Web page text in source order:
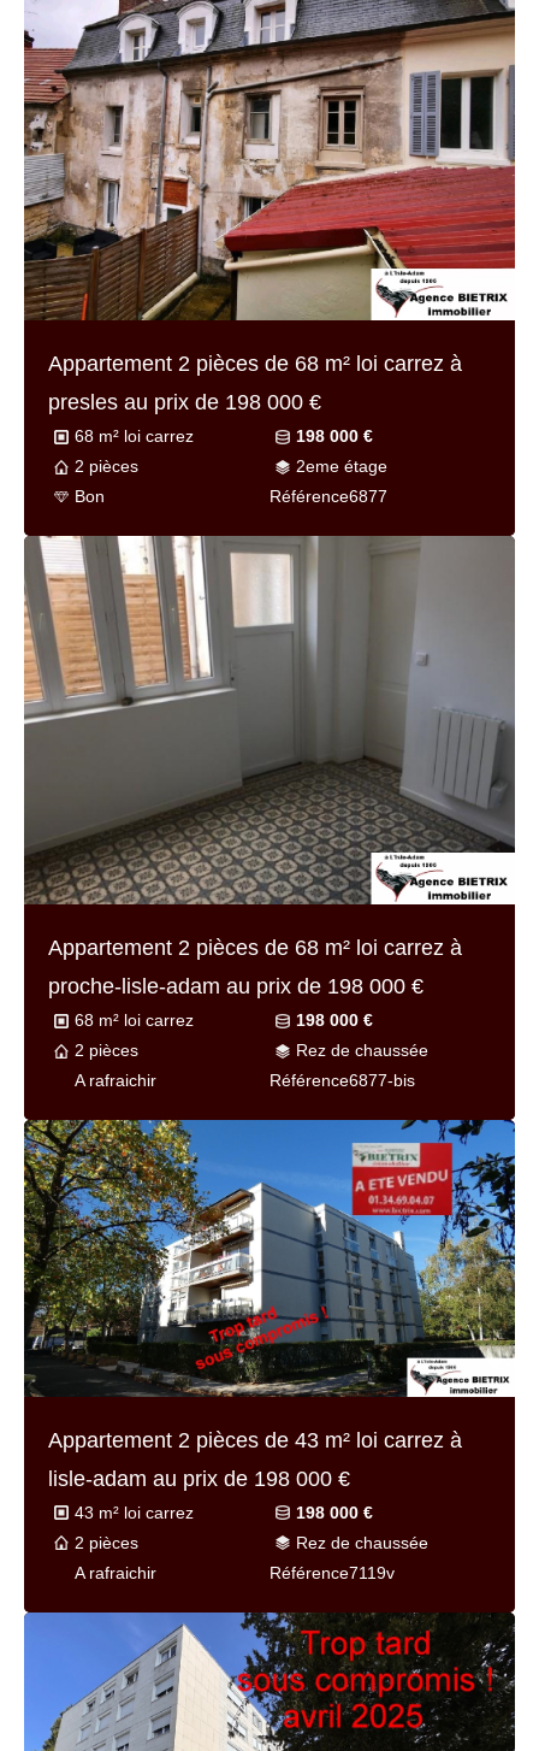
Appartement 2 pièces de 68 m² loi carrez à
presles au prix de 198 000 €
68 m² loi carrez
198 000 €
2 pièces
2eme étage
Bon
Référence6877
Appartement 2 pièces de 68 m² loi carrez à
proche-lisle-adam au prix de 198 000 €
68 m² loi carrez
198 000 €
2 pièces
Rez de chaussée
A rafraichir
Référence6877-bis
Appartement 2 pièces de 43 m² loi carrez à
lisle-adam au prix de 198 000 €
43 m² loi carrez
198 000 €
2 pièces
Rez de chaussée
A rafraichir
Référence7119v